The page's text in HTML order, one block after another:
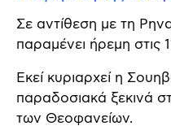
Σε αντίθεση με τη
παραμένει ήρεμη στις
Εκεί κυριαρχεί η
παραδοσιακά ξεκινά
των Θεοφανείων.